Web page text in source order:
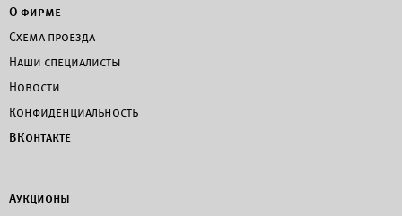
О фирме
Схема проезда
Наши специалисты
Новости
Конфиденциальность
ВКонтакте
Аукционы